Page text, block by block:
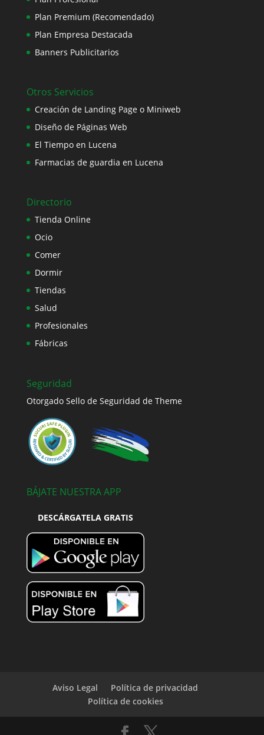
Plan Premium (Recomendado)
Plan Empresa Destacada
Banners Publicitarios
Otros Servicios
Creación de Landing Page o Miniweb
Diseño de Páginas Web
El Tiempo en Lucena
Farmacias de guardia en Lucena
Directorio
Tienda Online
Ocio
Comer
Dormir
Tiendas
Salud
Profesionales
Fábricas
Seguridad
Otorgado Sello de Seguridad de Theme
BÁJATE NUESTRA APP
DESCÁRGATELA GRATIS
Aviso Legal
Política de privacidad
Política de cookies